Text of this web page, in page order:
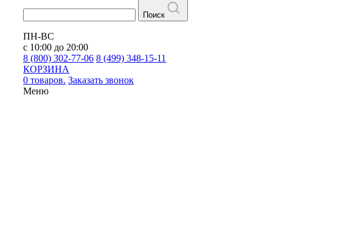
Поиск
ПН-ВС
с 10:00 до 20:00
8 (800) 302-77-06 8 (499) 348-15-11
КОРЗИНА
0 товаров. Заказать звонок
Меню